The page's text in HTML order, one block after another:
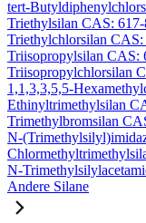
tert-
Triethylsilan CAS:
Triethylchlorsilan CAS:
Triisopropylsilan CAS:
Triisopropylchlorsilan
1,1,3,3,5,5-
Ethinyltrimethylsilan
Trimethylbromsilan
N-
N-
Andere Silane